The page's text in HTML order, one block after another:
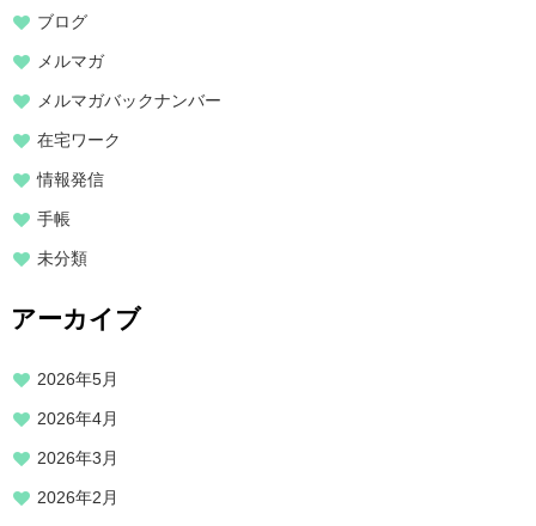
ブログ
メルマガ
メルマガバックナンバー
在宅ワーク
情報発信
手帳
未分類
アーカイブ
2026年5月
2026年4月
2026年3月
2026年2月